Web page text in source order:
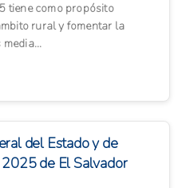
tiene como propósito
rural y fomentar la
del Estado y de
de El Salvador